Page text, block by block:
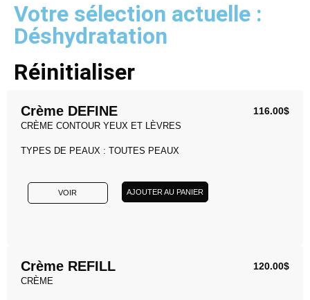
Votre sélection actuelle :
Déshydratation
Réinitialiser
Crème DEFINE 116.00$
CRÈME CONTOUR YEUX ET LÈVRES
TYPES DE PEAUX : TOUTES PEAUX
VOIR AJOUTER AU PANIER
Crème REFILL 120.00$
CRÈME